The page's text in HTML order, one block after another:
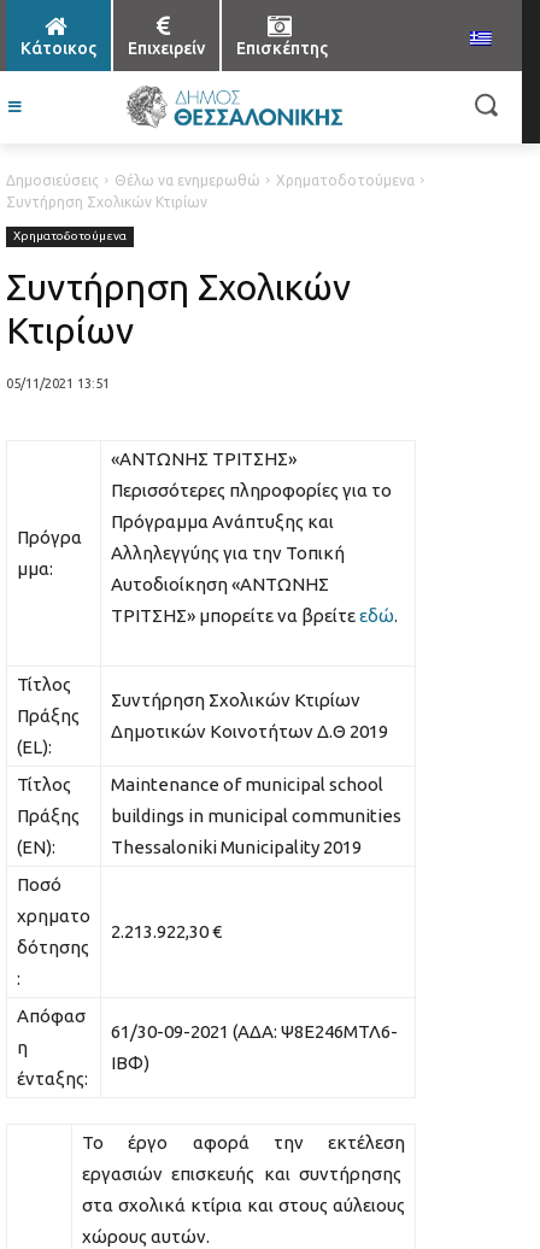
Κάτοικος Επιχειρείν Επισκέπτης
Δημοσιεύσεις Θέλω να ενημερωθώ
Χρηματοδοτούμενα
Συντήρηση Σχολικών Κτιρίων
Χρηματοδοτούμενα
Συντήρηση Σχολικών
Κτιρίων
05/11/2021 13:51
Πρόγρα
μμα:
«ΑΝΤΩΝΗΣ ΤΡΙΤΣΗΣ»
Περισσότερες πληροφορίες για το
Πρόγραμμα Ανάπτυξης και
Αλληλεγγύης για την Τοπική
Αυτοδιοίκηση «ΑΝΤΩΝΗΣ
ΤΡΙΤΣΗΣ» μπορείτε να βρείτεεδώ.
Τίτλος
Πράξης
(EL):
Συντήρηση Σχολικών Κτιρίων
Δημοτικών Κοινοτήτων Δ.Θ 2019
Τίτλος
Πράξης
(EN):
Maintenance of municipal school
buildings in municipal communities
Thessaloniki Municipality 2019
Ποσό
χρηματο
δότησης
:
2.213.922,30 €
Απόφασ
η
ένταξης:
61/30-09-2021 (ΑΔΑ: Ψ8Ε246ΜΤΛ6-
ΙΒΦ)
Το έργο αφορά την εκτέλεση
εργασιών επισκευής και συντήρησης
στα σχολικά κτίρια και στους αύλειους
χώρους αυτών.